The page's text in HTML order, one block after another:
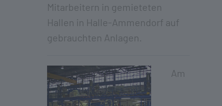
Mitarbeitern in gemieteten
Hallen in Halle-Ammendorf auf
gebrauchten Anlagen.
Am